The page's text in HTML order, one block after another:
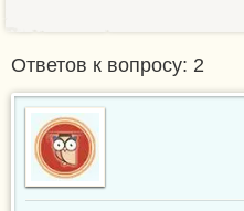
Ответов к вопросу: 2